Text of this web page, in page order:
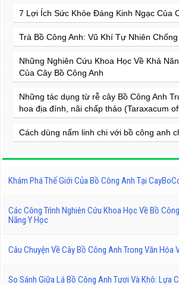
7 Lợi Ích Sức Khỏe Đáng Kinh Ngạc Của
Trà Bồ Công Anh: Vũ Khí Tự Nhiên
Những Nghiên Cứu Khoa Học Về Khả
Của Cây Bồ Công Anh
Những tác dụng từ rễ cây Bồ Công Anh
hoa địa đính, nãi chấp thảo (Taraxacum
Cách dùng nấm linh chi với bồ công anh
Khám Phá Thế Giới Của Bồ Công Anh Tại
Các Công Trình Nghiên Cứu Khoa Học Về Bồ
Năng Y Học
Câu Chuyện Về Cây Bồ Công Anh Trong Văn Hóa
So Sánh Giữa Lá Bồ Công Anh Tươi Và Khô: Lựa